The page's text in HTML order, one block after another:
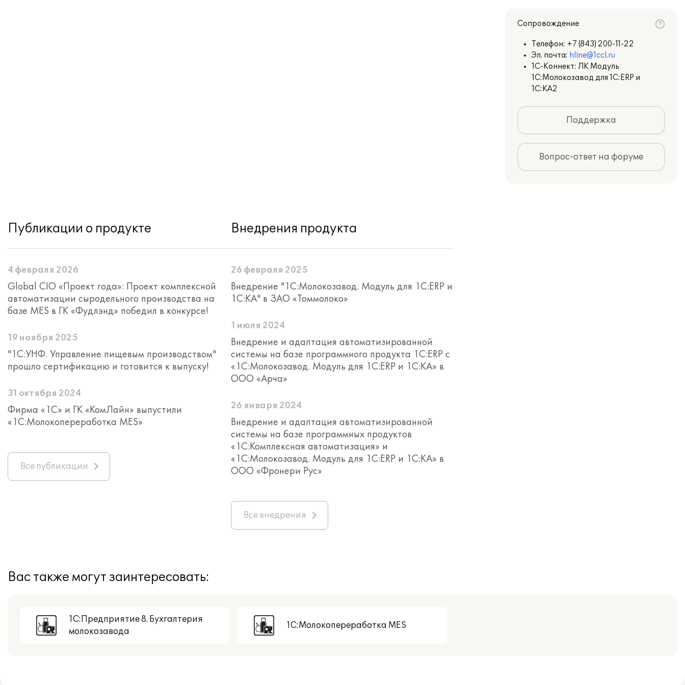
Сопровождение
Телефон: +7 (843) 200-11-22
Эл. почта: hline@1ccl.ru
1С-Коннект: ЛК Модуль
1С:Молокозавод для 1С:ERP и
1С:КА2
Поддержка
Вопрос-ответ на форуме
Публикации о продукте
4 февраля 2026
Global CIO «Проект года»: Проект комплексной
автоматизации сыродельного производства на
базе MES в ГК «Фудлэнд» победил в конкурсе!
19 ноября 2025
"1С:УНФ. Управление пищевым производством"
прошло сертификацию и готовится к выпуску!
31 октября 2024
Фирма «1С» и ГК «КомЛайн» выпустили
«1С:Молокопереработка MES»
Все публикации
Внедрения продукта
26 февраля 2025
Внедрение "1С:Молокозавод. Модуль для 1С:ERP и
1С:КА" в ЗАО «Томмолоко»
1 июля 2024
Внедрение и адаптация автоматизированной
системы на базе программного продукта 1С:ERP с
«1С:Молокозавод. Модуль для 1С:ERP и 1С:КА» в
ООО «Арча»
26 января 2024
Внедрение и адаптация автоматизированной
системы на базе программных продуктов
«1С:Комплексная автоматизация» и
«1С:Молокозавод. Модуль для 1С:ERP и 1С:КА» в
ООО «Фронери Рус»
Все внедрения
Вас также могут заинтересовать:
1С:Предприятие 8. Бухгалтерия
молокозавода
1С:Молокопереработка MES